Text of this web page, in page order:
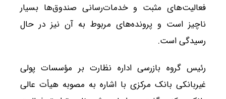
فعالیت‌های مثبت و خدمات‌رسانی صندوق‌ها بسیار
ناچیز است و پرونده‌های مربوط به آن نیز در حال
رسیدگی است.
رئیس گروه بازرسی اداره نظارت بر مؤسسات پولی
غیربانکی بانک مرکزی با اشاره به مصوبه هیأت عالی